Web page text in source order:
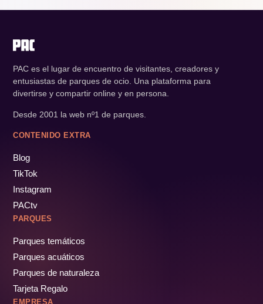
PAC es el lugar de encuentro de visitantes, creadores y
entusiastas de parques de ocio. Una plataforma para
divertirse y compartir online y en persona.
Desde 2001 la web nº1 de parques.
CONTENIDO EXTRA
Blog
TikTok
Instagram
PACtv
PARQUES
Parques temáticos
Parques acuáticos
Parques de naturaleza
Tarjeta Regalo
EMPRESA